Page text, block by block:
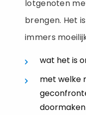
lotgenoten
brengen. Het
immers
wat het is
met welke